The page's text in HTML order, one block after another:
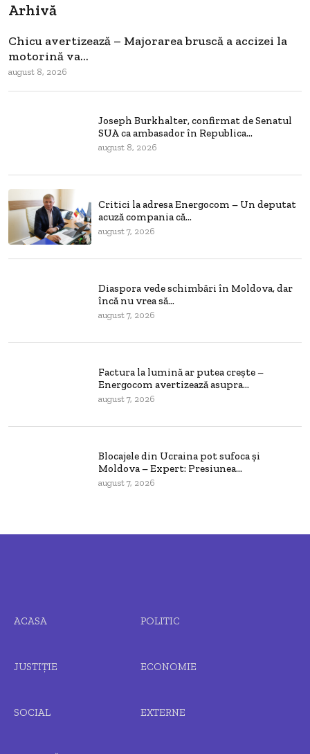
Arhivă
Chicu avertizează – Majorarea bruscă a accizei la
motorină va...
august 8, 2026
Joseph Burkhalter, confirmat de Senatul
SUA ca ambasador în Republica...
august 8, 2026
Critici la adresa Energocom – Un deputat
acuză compania că...
august 7, 2026
Diaspora vede schimbări în Moldova, dar
încă nu vrea să...
august 7, 2026
Factura la lumină ar putea crește –
Energocom avertizează asupra...
august 7, 2026
Blocajele din Ucraina pot sufoca și
Moldova – Expert: Presiunea...
august 7, 2026
ACASA POLITIC
JUSTIȚIE ECONOMIE
SOCIAL EXTERNE